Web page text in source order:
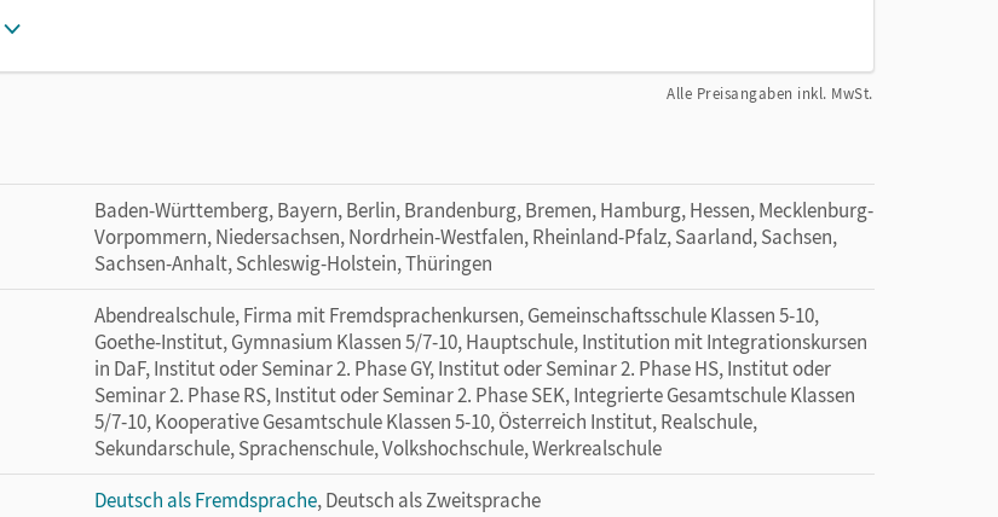
Alle Preisangaben inkl. MwSt.
Baden-Württemberg, Bayern, Berlin, Brandenburg, Bremen, Hamburg, Hessen, Mecklenburg-
Vorpommern, Niedersachsen, Nordrhein-Westfalen, Rheinland-Pfalz, Saarland, Sachsen,
Sachsen-Anhalt, Schleswig-Holstein, Thüringen
Abendrealschule, Firma mit Fremdsprachenkursen, Gemeinschaftsschule Klassen 5-10,
Goethe-Institut, Gymnasium Klassen 5/7-10, Hauptschule, Institution mit Integrationskursen
in DaF, Institut oder Seminar 2. Phase GY, Institut oder Seminar 2. Phase HS, Institut oder
Seminar 2. Phase RS, Institut oder Seminar 2. Phase SEK, Integrierte Gesamtschule Klassen
5/7-10, Kooperative Gesamtschule Klassen 5-10, Österreich Institut, Realschule,
Sekundarschule, Sprachenschule, Volkshochschule, Werkrealschule
Deutsch als Fremdsprache, Deutsch als Zweitsprache